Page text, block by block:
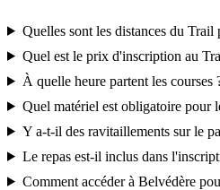
Quelles sont les distances du Trail
Quel est le prix d'inscription au
À quelle heure partent les courses
Quel matériel est obligatoire pour
Y a-t-il des ravitaillements sur le
Le repas est-il inclus dans
Comment accéder à Belvédère